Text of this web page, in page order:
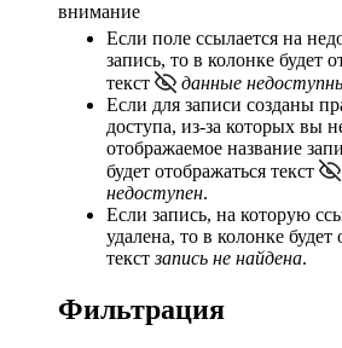
внимание
Если поле ссылается на
запись, то в колонке будет
текст
данные
Если для записи созданы
доступа, из-за которых вы
отображаемое название
будет отображаться текст
недоступен.
Если запись, на которую
удалена, то в колонке будет
текстзапись не найдена.
Фильтрация